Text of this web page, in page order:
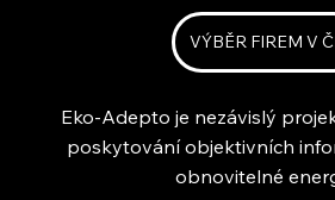
VÝBĚR FIREM V
Eko-Adepto je nezávislý
poskytování objektivních
obnovitelné